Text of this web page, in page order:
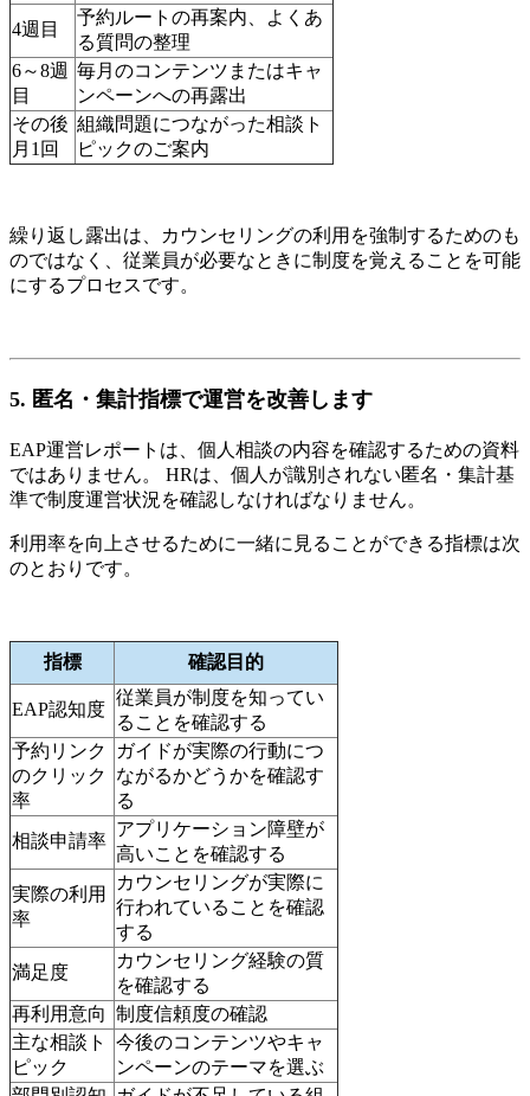
4週目
予約ルートの再案内、よくあ
る質問の整理
6～8週
目
毎月のコンテンツまたはキャ
ンペーンへの再露出
その後
月1回
組織問題につながった相談ト
ピックのご案内
繰り返し露出は、カウンセリングの利用を強制するためのも
のではなく、従業員が必要なときに制度を覚えることを可能
にするプロセスです。
5. 匿名・集計指標で運営を改善します
EAP運営レポートは、個人相談の内容を確認するための資料
ではありません。 HRは、個人が識別されない匿名・集計基
準で制度運営状況を確認しなければなりません。
利用率を向上させるために一緒に見ることができる指標は次
のとおりです。
指標 確認目的
EAP認知度
従業員が制度を知ってい
ることを確認する
予約リンク
のクリック
率
ガイドが実際の行動につ
ながるかどうかを確認す
る
相談申請率
アプリケーション障壁が
高いことを確認する
実際の利用
率
カウンセリングが実際に
行われていることを確認
する
満足度
カウンセリング経験の質
を確認する
再利用意向 制度信頼度の確認
主な相談ト
ピック
今後のコンテンツやキャ
ンペーンのテーマを選ぶ